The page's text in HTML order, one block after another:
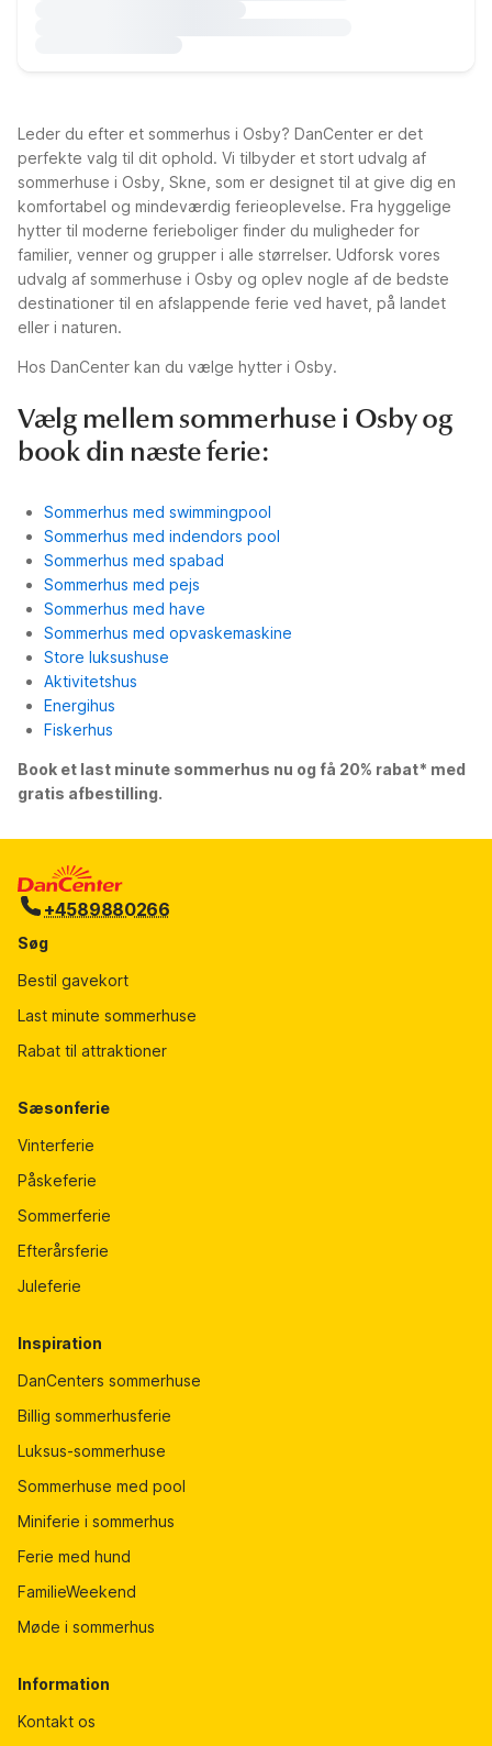
Leder du efter et sommerhus i Osby? DanCenter er det
perfekte valg til dit ophold. Vi tilbyder et stort udvalg af
sommerhuse i Osby, Skne, som er designet til at give dig en
komfortabel og mindeværdig ferieoplevelse. Fra hyggelige
hytter til moderne ferieboliger finder du muligheder for
familier, venner og grupper i alle størrelser. Udforsk vores
udvalg af sommerhuse i Osby og oplev nogle af de bedste
destinationer til en afslappende ferie ved havet, på landet
eller i naturen.
Hos DanCenter kan du vælge hytter i Osby.
Vælg mellem sommerhuse i Osby og
book din næste ferie:
Sommerhus med swimmingpool
Sommerhus med indendors pool
Sommerhus med spabad
Sommerhus med pejs
Sommerhus med have
Sommerhus med opvaskemaskine
Store luksushuse
Aktivitetshus
Energihus
Fiskerhus
Book et last minute sommerhus nu og få 20% rabat* med
gratis afbestilling.
+4589880266
Søg
Bestil gavekort
Last minute sommerhuse
Rabat til attraktioner
Sæsonferie
Vinterferie
Påskeferie
Sommerferie
Efterårsferie
Juleferie
Inspiration
DanCenters sommerhuse
Billig sommerhusferie
Luksus-sommerhuse
Sommerhuse med pool
Miniferie i sommerhus
Ferie med hund
FamilieWeekend
Møde i sommerhus
Information
Kontakt os